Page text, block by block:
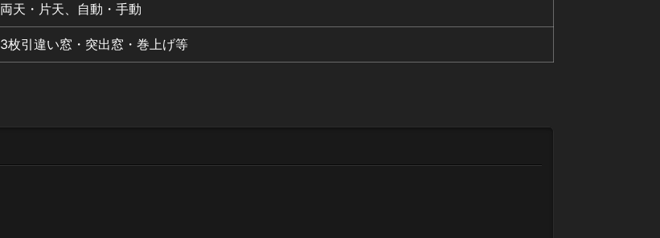
両天・片天、自動・手動
3枚引違い窓・突出窓・巻上げ等